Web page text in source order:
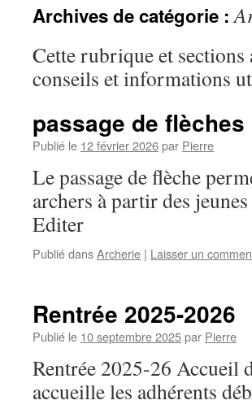
Archives de catégorie :
Cette rubrique et
conseils et informations
passage de flèches
Publié le 12 février 2026par Pierre
Le passage de flèche
archers à partir des
Editer
Publié dansArcherie | Laisser un
Rentrée 2025-2026
Publié le 10 septembre 2025par Pierre
Rentrée 2025-26 Accueil
accueille les adhérents